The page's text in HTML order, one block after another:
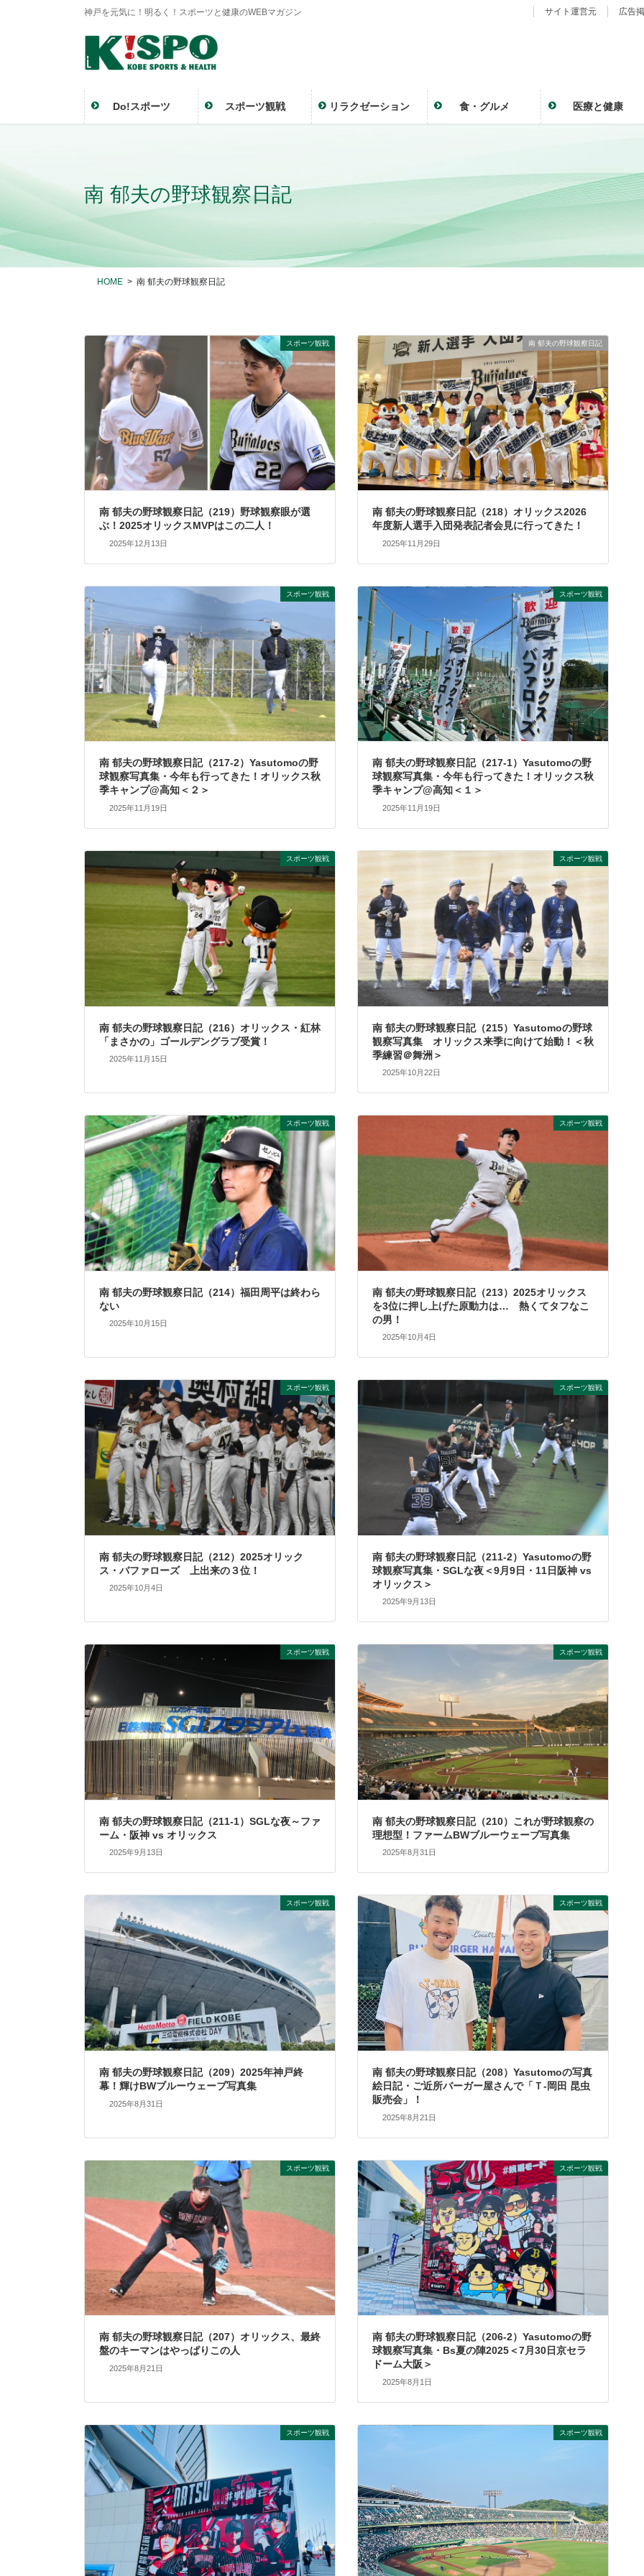
神戸を元気に！明るく！スポーツと健康のWEBマガジン サイト運営元 広告
Do!スポーツ スポーツ観戦 リラクゼーション 食・グルメ 医療と健康
南 郁夫の野球観察日記
HOME 南 郁夫の野球観察日記
スポーツ観戦
南 郁夫の野球観察日記（219）野球観察眼が選
ぶ！2025オリックスMVPはこの二人！
2025年12月13日
南 郁夫の野球観察日記
南 郁夫の野球観察日記（218）オリックス2026
年度新人選手入団発表記者会見に行ってきた！
2025年11月29日
スポーツ観戦
南 郁夫の野球観察日記（217-2）Yasutomoの野
球観察写真集・今年も行ってきた！オリックス秋
季キャンプ@高知＜２＞
2025年11月19日
スポーツ観戦
南 郁夫の野球観察日記（217-1）Yasutomoの野
球観察写真集・今年も行ってきた！オリックス秋
季キャンプ@高知＜１＞
2025年11月19日
スポーツ観戦
南 郁夫の野球観察日記（216）オリックス・紅林
「まさかの」ゴールデングラブ受賞！
2025年11月15日
スポーツ観戦
南 郁夫の野球観察日記（215）Yasutomoの野球
観察写真集 オリックス来季に向けて始動！＜秋
季練習＠舞洲＞
2025年10月22日
スポーツ観戦
南 郁夫の野球観察日記（214）福田周平は終わら
ない
2025年10月15日
スポーツ観戦
南 郁夫の野球観察日記（213）2025オリックス
を3位に押し上げた原動力は… 熱くてタフなこ
の男！
2025年10月4日
スポーツ観戦
南 郁夫の野球観察日記（212）2025オリック
ス・バファローズ 上出来の３位！
2025年10月4日
スポーツ観戦
南 郁夫の野球観察日記（211-2）Yasutomoの野
球観察写真集・SGLな夜＜9月9日・11日阪神 vs
オリックス＞
2025年9月13日
スポーツ観戦
南 郁夫の野球観察日記（211-1）SGLな夜～ファ
ーム・阪神 vs オリックス
2025年9月13日
スポーツ観戦
南 郁夫の野球観察日記（210）これが野球観察の
理想型！ファームBWブルーウェーブ写真集
2025年8月31日
スポーツ観戦
南 郁夫の野球観察日記（209）2025年神戸終
幕！輝けBWブルーウェーブ写真集
2025年8月31日
スポーツ観戦
南 郁夫の野球観察日記（208）Yasutomoの写真
絵日記・ご近所バーガー屋さんで「Ｔ-岡田 昆虫
販売会」！
2025年8月21日
スポーツ観戦
南 郁夫の野球観察日記（207）オリックス、最終
盤のキーマンはやっぱりこの人
2025年8月21日
スポーツ観戦
南 郁夫の野球観察日記（206-2）Yasutomoの野
球観察写真集・Bs夏の陣2025＜7月30日京セラ
ドーム大阪＞
2025年8月1日
スポーツ観戦 スポーツ観戦